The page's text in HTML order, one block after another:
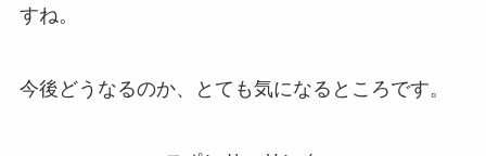
すね。
今後どうなるのか、とても気になるところです。